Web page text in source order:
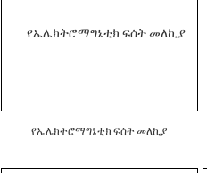
የኤሌክትሮማግኔቲክ ፍሰት መለኪያ